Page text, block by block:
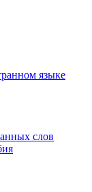
языке
слов